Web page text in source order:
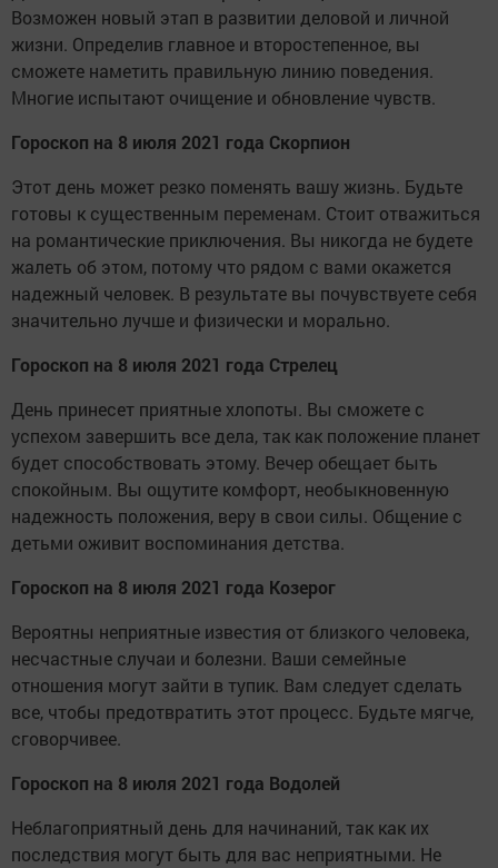
Возможен новый этап в развитии деловой и личной
жизни. Определив главное и второстепенное, вы
сможете наметить правильную линию поведения.
Многие испытают очищение и обновление чувств.
Гороскоп на 8 июля 2021 года Скорпион
Этот день может резко поменять вашу жизнь. Будьте
готовы к существенным переменам. Стоит отважиться
на романтические приключения. Вы никогда не будете
жалеть об этом, потому что рядом с вами окажется
надежный человек. В результате вы почувствуете себя
значительно лучше и физически и морально.
Гороскоп на 8 июля 2021 года Стрелец
День принесет приятные хлопоты. Вы сможете с
успехом завершить все дела, так как положение планет
будет способствовать этому. Вечер обещает быть
спокойным. Вы ощутите комфорт, необыкновенную
надежность положения, веру в свои силы. Общение с
детьми оживит воспоминания детства.
Гороскоп на 8 июля 2021 года Козерог
Вероятны неприятные известия от близкого человека,
несчастные случаи и болезни. Ваши семейные
отношения могут зайти в тупик. Вам следует сделать
все, чтобы предотвратить этот процесс. Будьте мягче,
сговорчивее.
Гороскоп на 8 июля 2021 года Водолей
Неблагоприятный день для начинаний, так как их
последствия могут быть для вас неприятными. Не